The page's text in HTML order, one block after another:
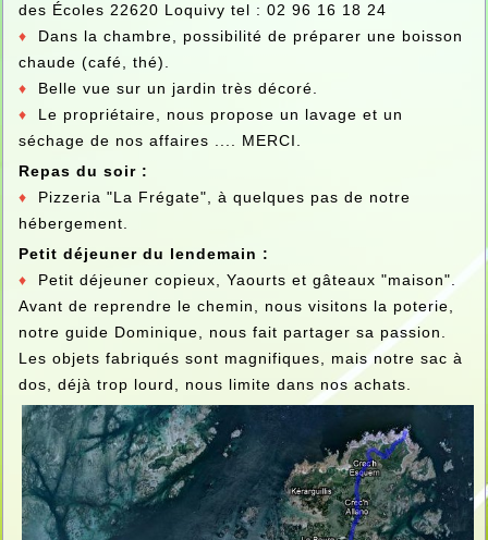
des Écoles 22620 Loquivy tel : 02 96 16 18 24
♦ Dans la chambre, possibilité de préparer une boisson
chaude (café, thé).
♦ Belle vue sur un jardin très décoré.
♦
Le propriétaire, nous propose un lavage et un
séchage de nos affaires .... MERCI.
Repas du soir :
♦ Pizzeria "La Frégate", à quelques pas de notre
hébergement.
Petit déjeuner du lendemain :
♦ Petit déjeuner copieux, Yaourts et gâteaux "maison".
Avant de reprendre le chemin, nous visitons la poterie,
notre guide Dominique, nous fait partager sa passion.
Les objets fabriqués sont magnifiques, mais notre sac à
dos, déjà trop lourd, nous limite dans nos achats.